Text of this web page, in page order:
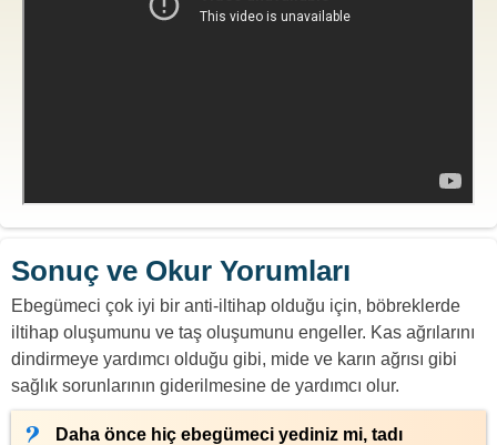
Sonuç ve Okur Yorumları
Ebegümeci çok iyi bir anti-iltihap olduğu için, böbreklerde
iltihap oluşumunu ve taş oluşumunu engeller. Kas ağrılarını
dindirmeye yardımcı olduğu gibi, mide ve karın ağrısı gibi
sağlık sorunlarının giderilmesine de yardımcı olur.
Daha önce hiç ebegümeci yediniz mi, tadı